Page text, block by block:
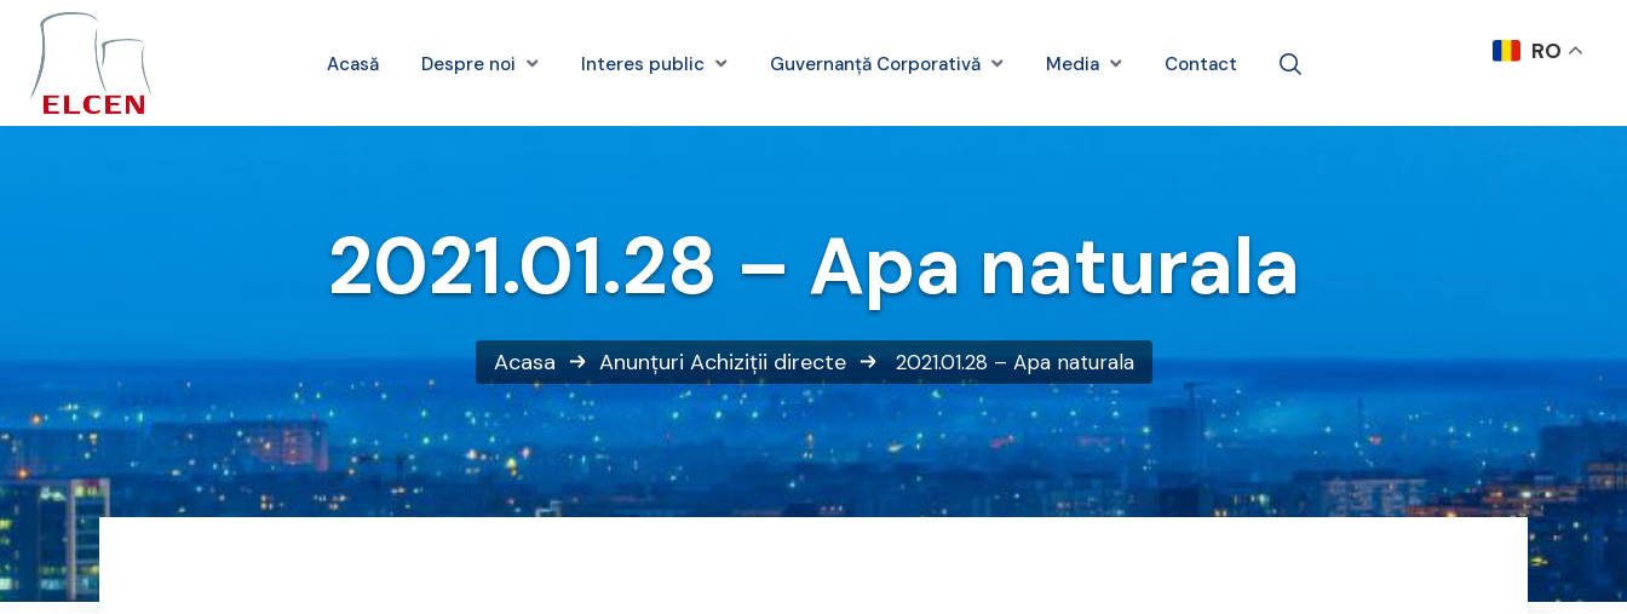
Acasă Despre noi Interes public Guvernanță Corporativă Media Contact
2021.01.28 – Apa naturala
Acasa Anunțuri Achiziții directe 2021.01.28 – Apa naturala
RO